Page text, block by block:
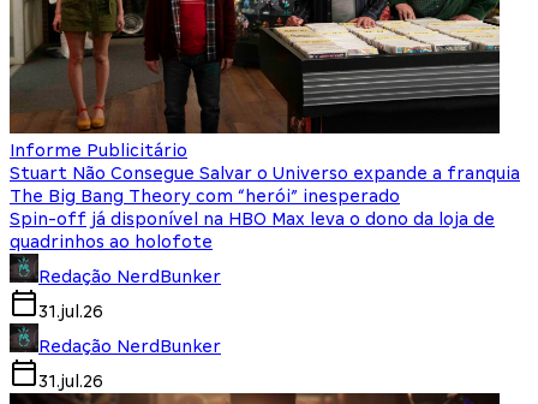
Informe Publicitário
Stuart Não Consegue Salvar o Universo expande a franquia
The Big Bang Theory com “herói” inesperado
Spin-off já disponível na HBO Max leva o dono da loja de
quadrinhos ao holofote
Redação NerdBunker
31.jul.26
Redação NerdBunker
31.jul.26